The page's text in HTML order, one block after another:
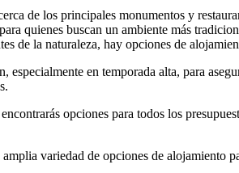
de los principales monumentos y
quienes buscan un ambiente más
de la naturaleza, hay opciones de
especialmente en temporada alta, para
opciones para todos los
variedad de opciones de